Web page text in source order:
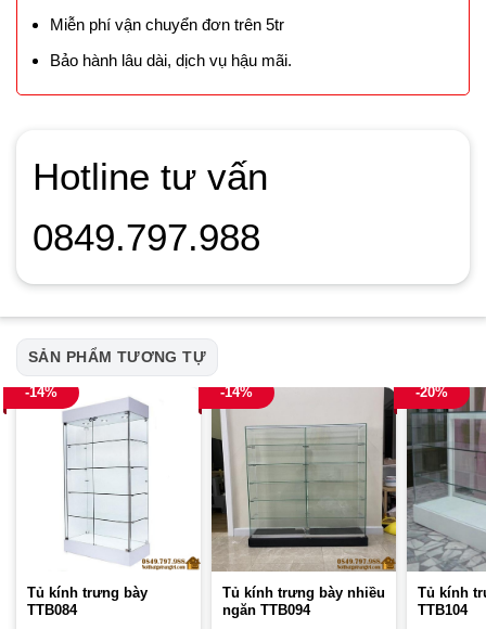
Miễn phí vận chuyển đơn trên 5tr
Bảo hành lâu dài, dịch vụ hậu mãi.
Hotline tư vấn
0849.797.988
SẢN PHẨM TƯƠNG TỰ
-14%
Tủ kính trưng bày
TTB084
-14%
Tủ kính trưng bày nhiều
ngăn TTB094
-20%
Tủ kính
TTB104